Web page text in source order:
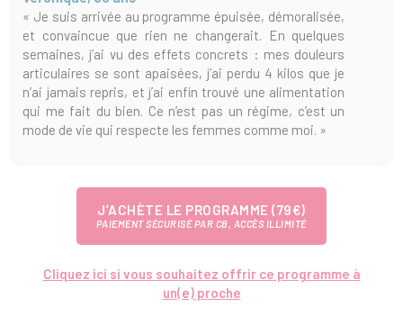
« Je suis arrivée au programme épuisée, démoralisée,
et convaincue que rien ne changerait. En quelques
semaines, j’ai vu des effets concrets : mes douleurs
articulaires se sont apaisées, j’ai perdu 4 kilos que je
n’ai jamais repris, et j’ai enfin trouvé une alimentation
qui me fait du bien. Ce n’est pas un régime, c’est un
mode de vie qui respecte les femmes comme moi. »
J’ACHÈTE LE PROGRAMME (79€)
PAIEMENT SÉCURISÉ PAR CB, ACCÈS ILLIMITÉ
Cliquez ici si vous souhaitez offrir ce programme à
un(e) proche